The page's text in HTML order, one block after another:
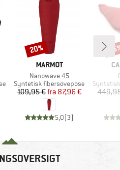
MÆRKE
MARMOT
Artikel
Nanowave 45
Produktgruppe
Syntetisk fibersovepose
Pris
109,95 € Nedsat pris
fra 87,96 €
5,0(3)
Rabat
20%